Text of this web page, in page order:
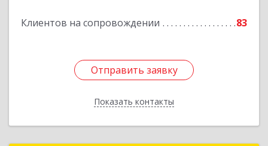
Клиентов на сопровождении 83
Отправить заявку
Показать контакты
Подробнее
Отправить заявку
Назад